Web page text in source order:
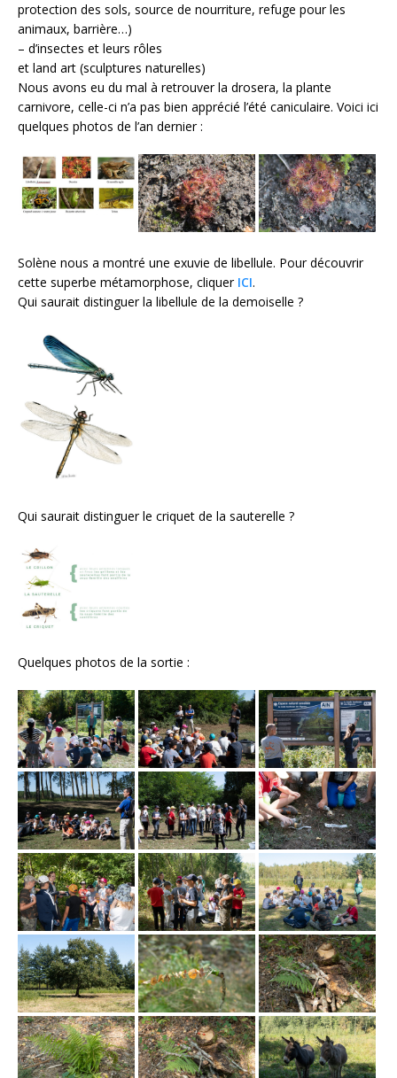
protection des sols, source de nourriture, refuge pour les
animaux, barrière…)
– d’insectes et leurs rôles
et land art (sculptures naturelles)
Nous avons eu du mal à retrouver la drosera, la plante
carnivore, celle-ci n’a pas bien apprécié l’été caniculaire. Voici ici
quelques photos de l’an dernier :
Solène nous a montré une exuvie de libellule. Pour découvrir
cette superbe métamorphose, cliquer ICI.
Qui saurait distinguer la libellule de la demoiselle ?
Qui saurait distinguer le criquet de la sauterelle ?
Quelques photos de la sortie :